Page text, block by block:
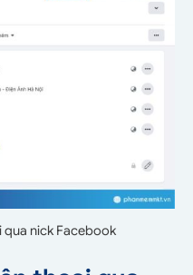
qua nick Facebook